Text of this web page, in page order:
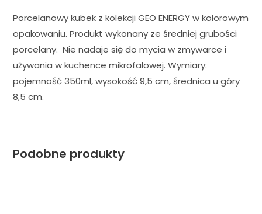
Porcelanowy kubek z kolekcji GEO ENERGY w kolorowym
opakowaniu. Produkt wykonany ze średniej grubości
porcelany. Nie nadaje się do mycia w zmywarce i
używania w kuchence mikrofalowej. Wymiary:
pojemność 350ml, wysokość 9,5 cm, średnica u góry
8,5 cm.
Podobne produkty